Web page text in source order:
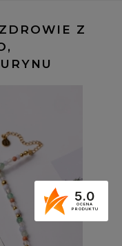
Z
5.0
OCENA
PRODUKTU